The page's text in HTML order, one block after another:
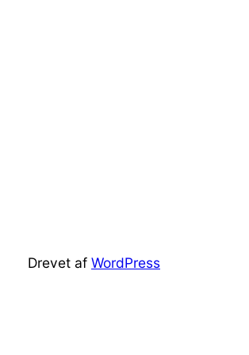
Drevet af WordPress